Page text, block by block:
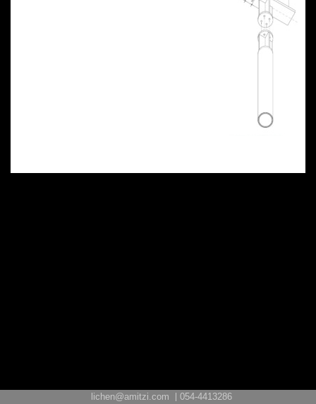
054-4413286
lichen@amitzi.com